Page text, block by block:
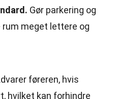
Gør parkering og
rum meget lettere og
føreren, hvis
hvilket kan forhindre